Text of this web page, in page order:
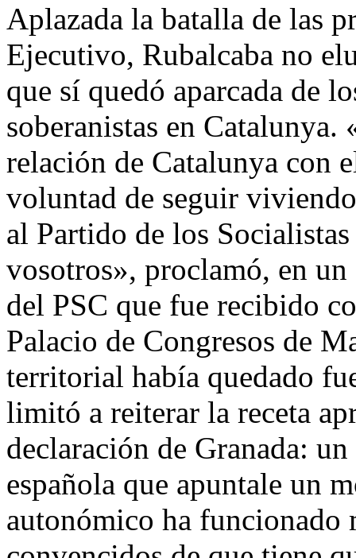
Aplazada la batalla de las
Ejecutivo, Rubalcaba no
que sí quedó aparcada de
soberanistas en Catalunya.
relación de Catalunya con
voluntad de seguir
al Partido de los
vosotros», proclamó, en
del PSC que fue recibido
Palacio de Congresos de
territorial había quedado
limitó a reiterar la receta
declaración de Granada:
española que apuntale un
autonómico ha funcionado